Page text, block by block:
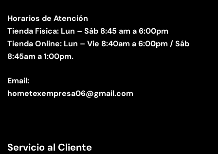
Horarios de Atención
Tienda Física: Lun – Sáb 8:45 am a 6:00pm
Tienda Online: Lun – Vie 8:40am a 6:00pm / Sáb
8:45am a 1:00pm.
Email:
hometexempresa06@gmail.com
Servicio al Cliente